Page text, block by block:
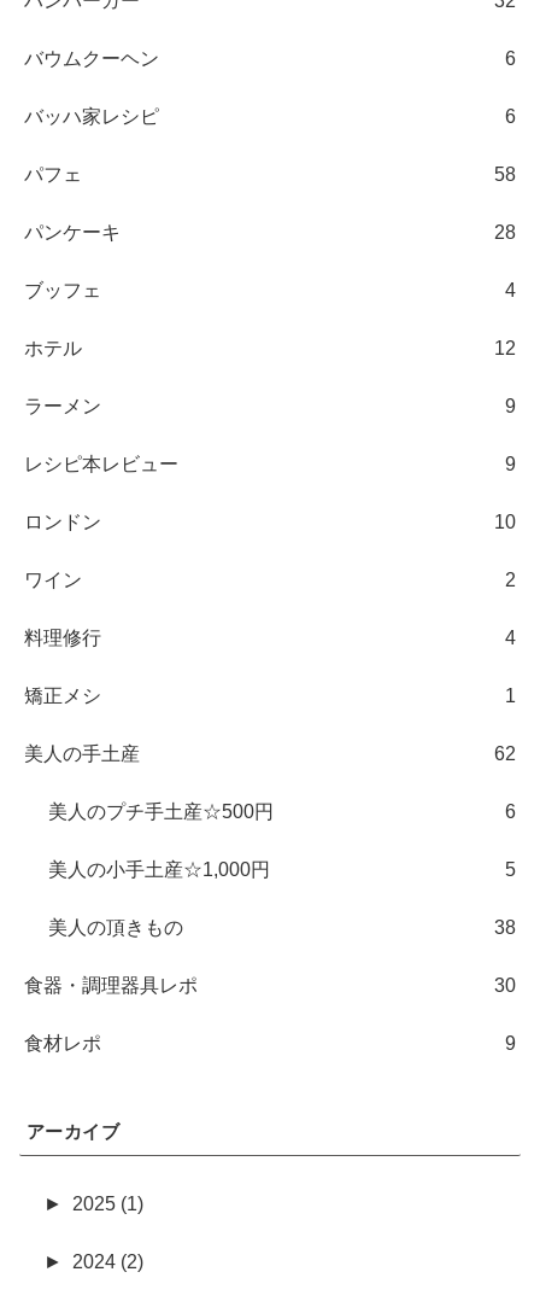
バウムクーヘン 6
バッハ家レシピ 6
パフェ 58
パンケーキ 28
ブッフェ 4
ホテル 12
ラーメン 9
レシピ本レビュー 9
ロンドン 10
ワイン 2
料理修行 4
矯正メシ 1
美人の手土産 62
美人のプチ手土産☆500円 6
美人の小手土産☆1,000円 5
美人の頂きもの 38
食器・調理器具レポ 30
食材レポ 9
アーカイブ
► 2025 (1)
► 2024 (2)